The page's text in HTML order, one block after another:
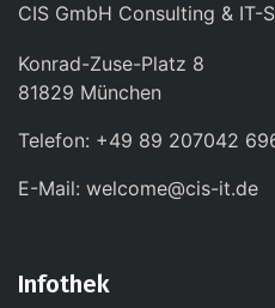
CIS GmbH Consulting & IT-
Konrad-Zuse-Platz 8
81829 München
Telefon: +49 89 207042
E-Mail: welcome@cis-it.de
Infothek